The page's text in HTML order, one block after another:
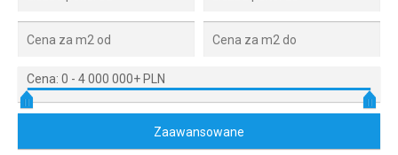
Cena: 0 - 4 000 000+ PLN